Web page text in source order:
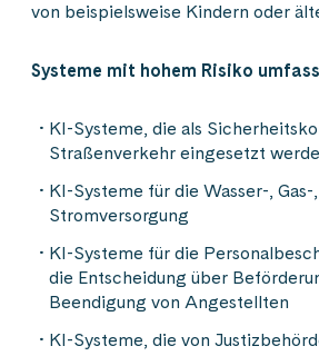
von beispielsweise Kindern oder
Systeme mit hohem Risiko
KI-Systeme, die als
Straßenverkehr eingesetzt
KI-Systeme für die Wasser-,
Stromversorgung
KI-Systeme für die
die Entscheidung über
Beendigung von Angestellten
KI-Systeme, die von